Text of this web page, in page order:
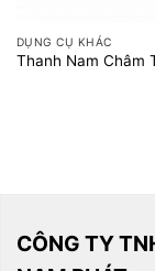
DỤNG CỤ KHÁC
Thanh Nam Châm
CÔNG TY